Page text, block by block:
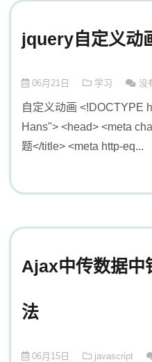
jquery自定义动
06月21日 学习 没
自定义动画 <!DOCTYPE
Hans"> <head> <meta
题</title> <meta http-eq...
Ajax中传数据中
法
06月15日 javascript